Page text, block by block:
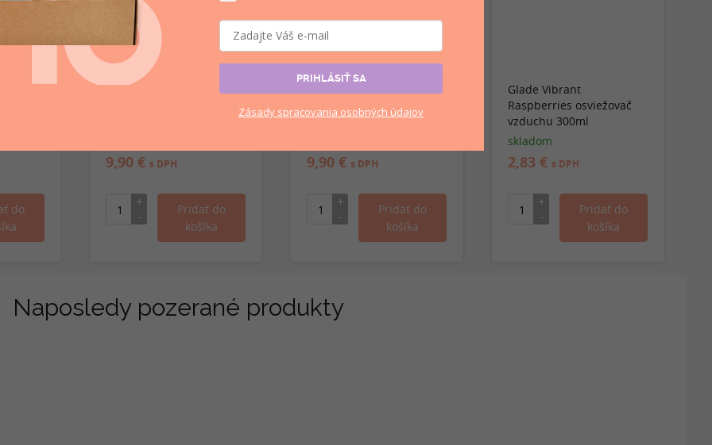
Cosmolive vonný sprej
9,90 € s DPH
Black Pleasure 500ml
9,90 € s DPH
Glade Vibrant
Raspberries osviežovač
vzduchu 300ml
skladom
2,83 € s DPH
Naposledy pozerané produkty
PRIHLÁSIŤ SA
Zásady spracovania osobných údajov